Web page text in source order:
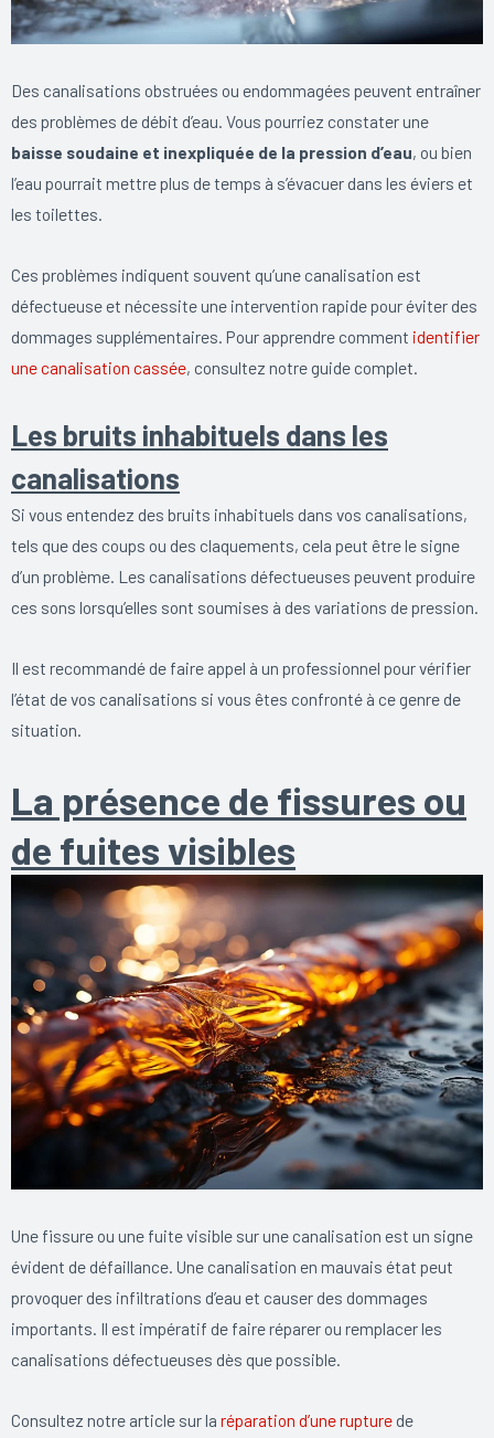
Des canalisations obstruées ou endommagées peuvent entraîner
des problèmes de débit d’eau. Vous pourriez constater une
baisse soudaine et inexpliquée de la pression d’eau, ou bien
l’eau pourrait mettre plus de temps à s’évacuer dans les éviers et
les toilettes.
Ces problèmes indiquent souvent qu’une canalisation est
défectueuse et nécessite une intervention rapide pour éviter des
dommages supplémentaires. Pour apprendre comment identifier
une canalisation cassée, consultez notre guide complet.
Les bruits inhabituels dans les
canalisations
Si vous entendez des bruits inhabituels dans vos canalisations,
tels que des coups ou des claquements, cela peut être le signe
d’un problème. Les canalisations défectueuses peuvent produire
ces sons lorsqu’elles sont soumises à des variations de pression.
Il est recommandé de faire appel à un professionnel pour vérifier
l’état de vos canalisations si vous êtes confronté à ce genre de
situation.
La présence de fissures ou
de fuites visibles
Une fissure ou une fuite visible sur une canalisation est un signe
évident de défaillance. Une canalisation en mauvais état peut
provoquer des infiltrations d’eau et causer des dommages
importants. Il est impératif de faire réparer ou remplacer les
canalisations défectueuses dès que possible.
Consultez notre article sur la réparation d’une rupture de